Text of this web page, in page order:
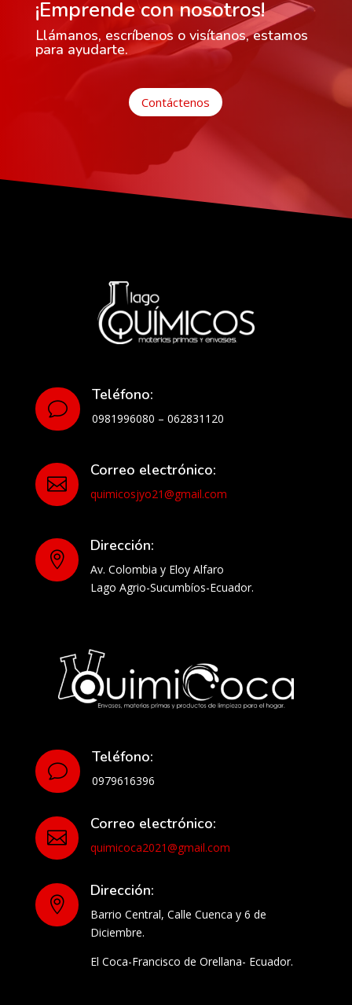
¡Emprende con nosotros!
Llámanos, escríbenos o visítanos, estamos
para ayudarte.
Contáctenos
v
Teléfono:
0981996080 – 062831120

Correo electrónico:
quimicosjyo21@gmail.com

Dirección:
Av. Colombia y Eloy Alfaro
Lago Agrio-Sucumbíos-Ecuador.
v
Teléfono:
0979616396

Correo electrónico:
quimicoca2021@gmail.com

Dirección:
Barrio Central, Calle Cuenca y 6 de
Diciembre.
El Coca-Francisco de Orellana- Ecuador.